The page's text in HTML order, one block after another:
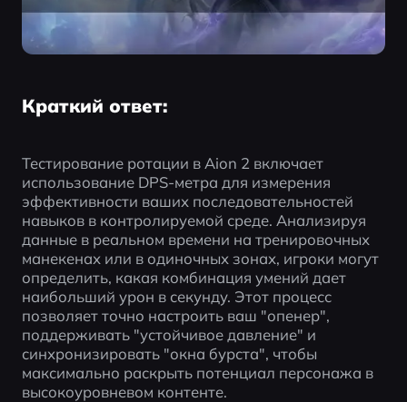
Краткий ответ:
Тестирование ротации в Aion 2 включает
использование DPS-метра для измерения
эффективности ваших последовательностей
навыков в контролируемой среде. Анализируя
данные в реальном времени на тренировочных
манекенах или в одиночных зонах, игроки могут
определить, какая комбинация умений дает
наибольший урон в секунду. Этот процесс
позволяет точно настроить ваш "опенер",
поддерживать "устойчивое давление" и
синхронизировать "окна бурста", чтобы
максимально раскрыть потенциал персонажа в
высокоуровневом контенте.